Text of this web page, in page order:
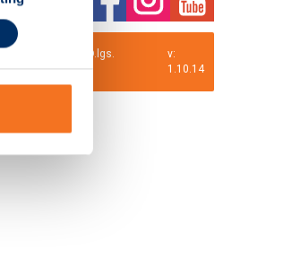
il Codice Etico D.lgs.
v:
1.10.14